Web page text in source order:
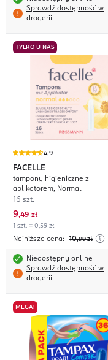
Sprawdź dostępność w
drogerii
TYLKO U NAS
4,9
FACELLE
tampony higieniczne z
aplikatorem, Normal
16 szt.
9,49 zł
1 szt. = 0,59 zł
Najniższa cena: 10,99 zł
Niedostępny online
Sprawdź dostępność w
drogerii
MEGA!